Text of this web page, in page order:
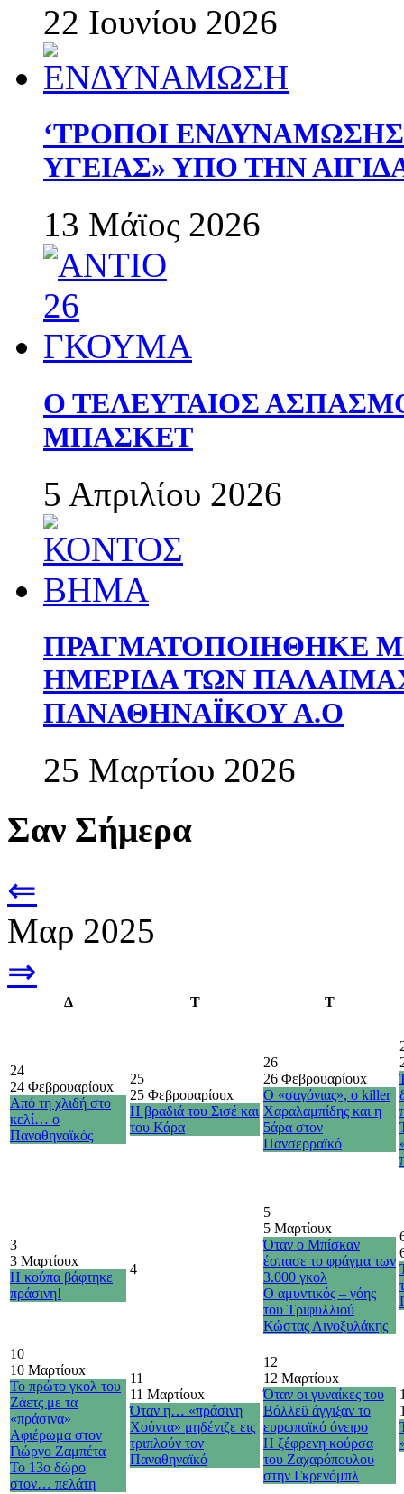
22 Ιουνίου 2026
‘ΤΡΟΠΟΙ
ΥΓΕΙΑΣ» ΥΠΟ ΤΗΝ
13 Μάϊος 2026
Ο ΤΕΛΕΥΤΑΙΟΣ
ΜΠΑΣΚΕΤ
5 Απριλίου 2026
ΠΡΑΓΜΑΤΟΠΟΙΗΘΗΚΕ
ΗΜΕΡΙΔΑ ΤΩΝ
ΠΑΝΑΘΗΝΑΪΚΟΥ Α.Ο
25 Μαρτίου 2026
Σαν Σήμερα
⇐
Μαρ 2025
⇒
Δ Τ Τ
24
24 Φεβρουαρίουx
Από τη χλιδή στο
κελί… ο
Παναθηναϊκός
25
25 Φεβρουαρίουx
Η βραδιά του Σισέ και
του Κάρα
26
26 Φεβρουαρίουx
Ο «σαγόνιας», ο killer
Χαραλαμπίδης και η
5άρα στον
Πανσερραϊκό
3
3 Μαρτίουx
Η κούπα βάφτηκε
πράσινη!
4
5
5 Μαρτίουx
Όταν ο Μπίσκαν
έσπασε το φράγμα των
3.000 γκολ
Ο αμυντικός – γόης
του Τριφυλλιού
Κώστας Λινοξυλάκης
10
10 Μαρτίουx
Το πρώτο γκολ του
Ζάετς με τα
«πράσινα»
Αφιέρωμα στον
Γιώργο Ζαμπέτα
Το 13ο δώρο
στον… πελάτη
11
11 Μαρτίουx
Όταν η… «πράσινη
Χούντα» μηδένιζε εις
τριπλούν τον
Παναθηναϊκό
12
12 Μαρτίουx
Όταν οι γυναίκες του
Βόλλεϋ άγγιξαν το
ευρωπαϊκό όνειρο
Η ξέφρενη κούρσα
του Ζαχαρόπουλου
στην Γκρενόμπλ